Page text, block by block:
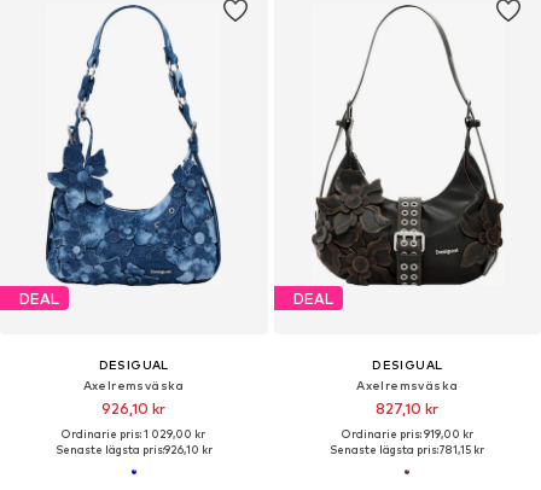
DEAL
DESIGUAL
Axelremsväska
926,10 kr
Ordinarie pris: 1 029,00 kr
Senaste lägsta pris:926,10 kr
DEAL
DESIGUAL
Axelremsväska
827,10 kr
Ordinarie pris: 919,00 kr
Senaste lägsta pris:781,15 kr